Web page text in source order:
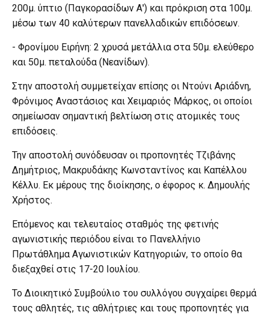
200μ. ύπτιο (Παγκορασίδων Α') και πρόκριση στα 100μ.
μέσω των 40 καλύτερων πανελλαδικών επιδόσεων.
- Φρονίμου Ειρήνη: 2 χρυσά μετάλλια στα 50μ. ελεύθερο
και 50μ. πεταλούδα (Νεανίδων).
Στην αποστολή συμμετείχαν επίσης οι Ντούνι Αριάδνη,
Φρόνιμος Αναστάσιος και Χειμαριός Μάρκος, οι οποίοι
σημείωσαν σημαντική βελτίωση στις ατομικές τους
επιδόσεις.
Την αποστολή συνόδευσαν οι προπονητές Τζιβάνης
Δημήτριος, Μακρυδάκης Κωνσταντίνος και Καπέλλου
Κέλλυ. Εκ μέρους της διοίκησης, ο έφορος κ. Δημουλής
Χρήστος.
Επόμενος και τελευταίος σταθμός της φετινής
αγωνιστικής περιόδου είναι το Πανελλήνιο
Πρωτάθλημα Αγωνιστικών Κατηγοριών, το οποίο θα
διεξαχθεί στις 17-20 Ιουλίου.
Το Διοικητικό Συμβούλιο του συλλόγου συγχαίρει θερμά
τους αθλητές, τις αθλήτριες και τους προπονητές για